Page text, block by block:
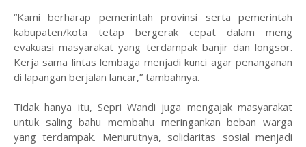
“Kami berharap pemerintah provinsi serta pemerintah
kabupaten/kota tetap bergerak cepat dalam meng
evakuasi masyarakat yang terdampak banjir dan longsor.
Kerja sama lintas lembaga menjadi kunci agar penanganan
di lapangan berjalan lancar,” tambahnya.
Tidak hanya itu, Sepri Wandi juga mengajak masyarakat
untuk saling bahu membahu meringankan beban warga
yang terdampak. Menurutnya, solidaritas sosial menjadi